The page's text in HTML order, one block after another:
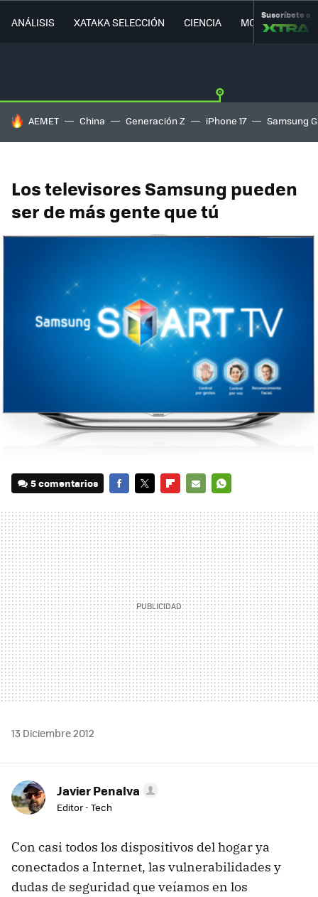
ANÁLISIS XATAKA SELECCIÓN CIENCIA MOVILIDAD
Suscríbete a
HOY SE HABLA DE
AEMET China Generación Z iPhone 17 Samsung
Los televisores Samsung pueden
ser de más gente que tú
5 comentarios
MAIL
13 Diciembre 2012
Javier Penalva
Editor - Tech
Con casi todos los dispositivos del hogar ya
conectados a Internet, las vulnerabilidades y
dudas de seguridad que veíamos en los